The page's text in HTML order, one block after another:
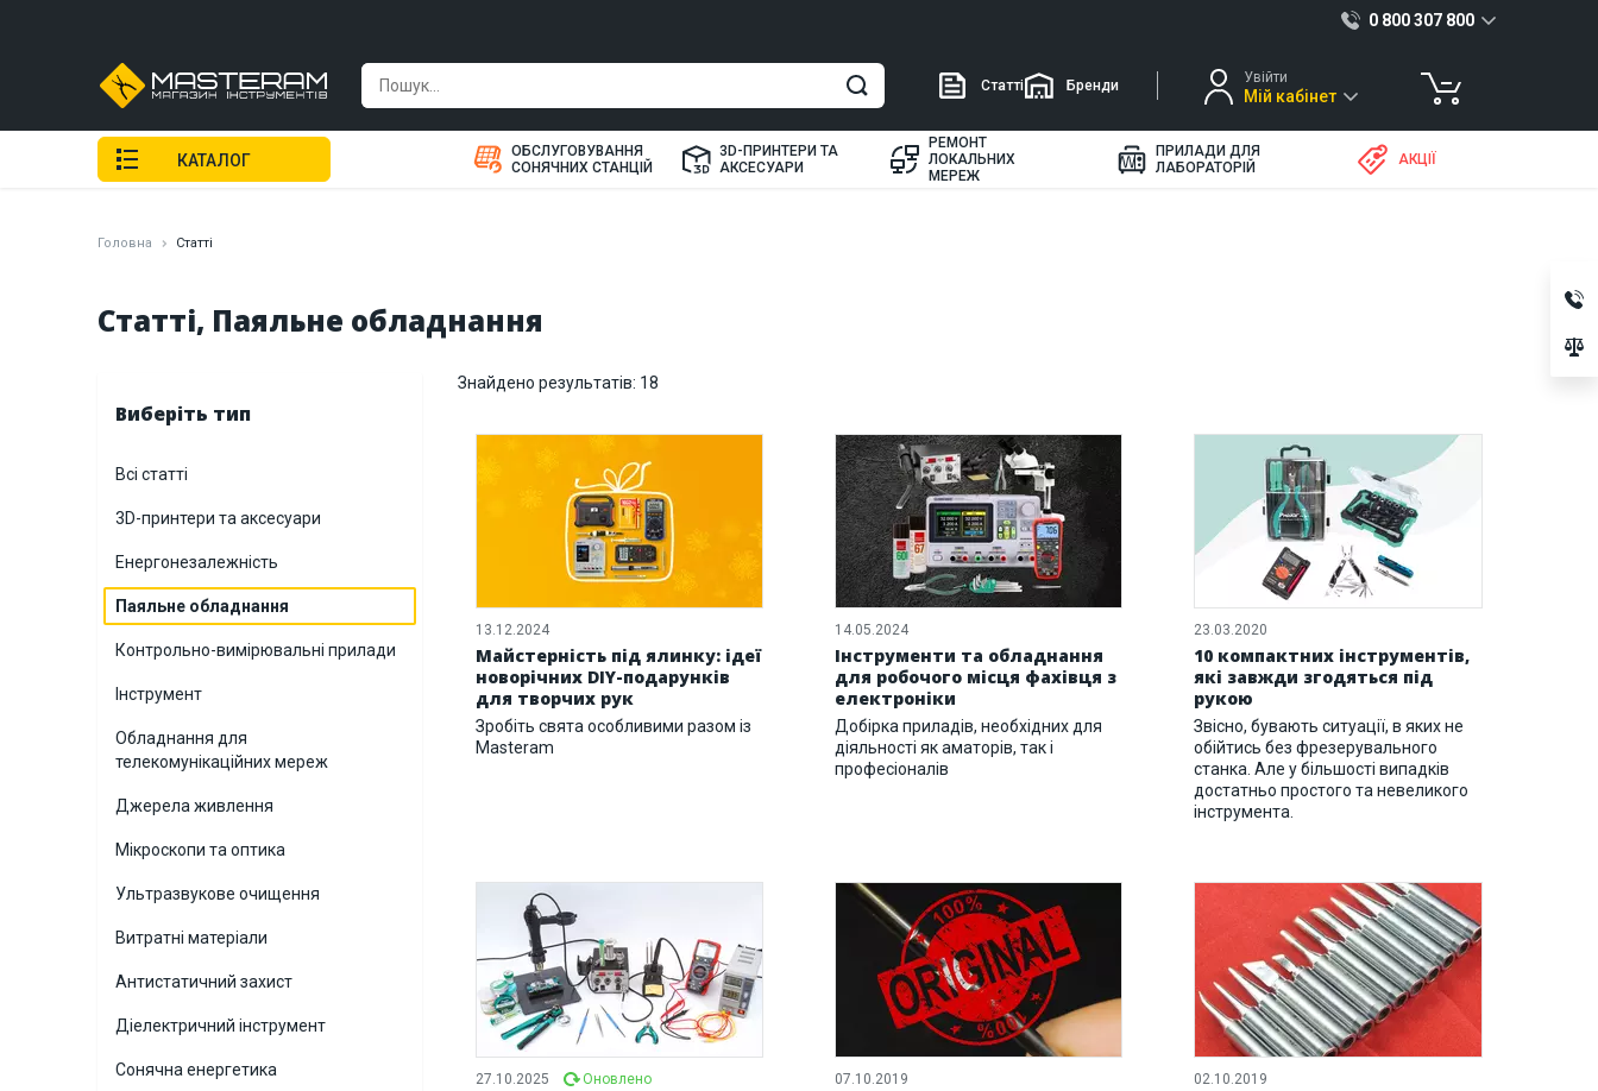
Статті, Паяльне обладнання
Головна Статті
Виберіть тип
Всі статті
3D-принтери та аксесуари
Енергонезалежність
Паяльне обладнання
Контрольно-вимірювальні прилади
Інструмент
Обладнання для
телекомунікаційних мереж
Джерела живлення
Мікроскопи та оптика
Ультразвукове очищення
Витратні матеріали
Антистатичний захист
Діелектричний інструмент
Сонячна енергетика
Знайдено результатів: 18
13.12.2024
Майстерність під ялинку: ідеї
новорічних DIY-подарунків
для творчих рук
Зробіть свята особливими разом із
Masteram
14.05.2024
Інструменти та обладнання
для робочого місця фахівця з
електроніки
Добірка приладів, необхідних для
діяльності як аматорів, так і
професіоналів
23.03.2020
10 компактних інструментів,
які завжди згодяться під
рукою
Звісно, бувають ситуації, в яких не
обійтись без фрезерувального
станка. Але у більшості випадків
достатньо простого та невеликого
інструмента.
27.10.2025 Оновлено 07.10.2019 02.10.2019
0 800 307 800
Статті Бренди Увійти
Мій кабінет
КАТАЛОГ
ОБСЛУГОВУВАННЯ
СОНЯЧНИХ СТАНЦІЙ
3D-ПРИНТЕРИ ТА
АКСЕСУАРИ
РЕМОНТ
ЛОКАЛЬНИХ
МЕРЕЖ
ПРИЛАДИ ДЛЯ
ЛАБОРАТОРІЙ
АКЦІЇ